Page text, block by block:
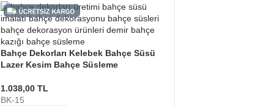
Bahçe Dekorları Kelebek Bahçe Süsü
Lazer Kesim Bahçe Süsleme
1.038,00 TL
BK-15